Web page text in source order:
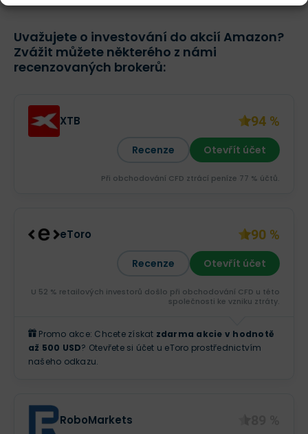
Uvažujete o investování do akcií Amazon?
Zvážit můžete některého z námi
recenzovaných brokerů:
XTB 94 %
Recenze Otevřít účet
Při obchodování CFD ztrácí peníze 77 % účtů.
eToro 90 %
Recenze Otevřít účet
U 52 % retailových investorů došlo při obchodování CFD u této
společnosti ke vzniku ztráty.
Promo akce: Chcete získat zdarma akcie v hodnotě
až 500 USD? Otevřete si účet u eToro prostřednictvím
našeho odkazu.
RoboMarkets